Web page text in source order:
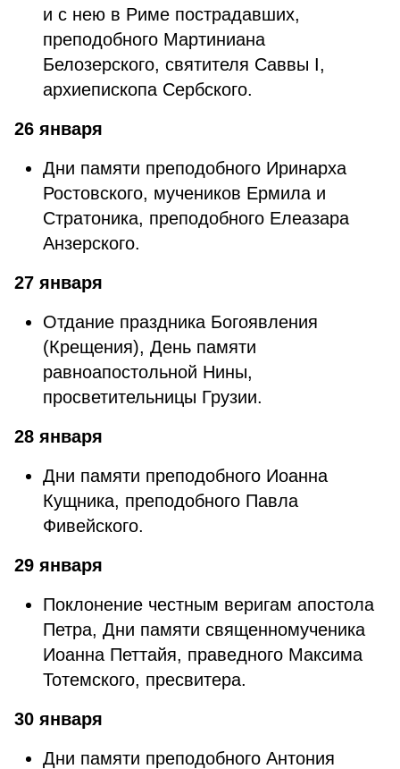
и с нею в Риме пострадавших,
преподобного Мартиниана
Белозерского, святителя Саввы I,
архиепископа Сербского.
26 января
Дни памяти преподобного Иринарха
Ростовского, мучеников Ермила и
Стратоника, преподобного Елеазара
Анзерского.
27 января
Отдание праздника Богоявления
(Крещения), День памяти
равноапостольной Нины,
просветительницы Грузии.
28 января
Дни памяти преподобного Иоанна
Кущника, преподобного Павла
Фивейского.
29 января
Поклонение честным веригам апостола
Петра, Дни памяти священномученика
Иоанна Петтайя, праведного Максима
Тотемского, пресвитера.
30 января
Дни памяти преподобного Антония